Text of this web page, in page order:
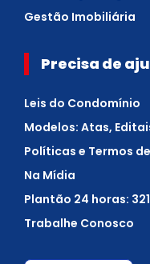
Gestão Imobiliária
Precisa de
Leis do Condomínio
Modelos: Atas,
Políticas e Termos
Na Mídia
Plantão 24 horas:
Trabalhe Conosco